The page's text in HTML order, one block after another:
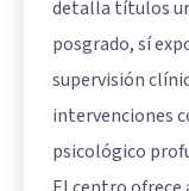
detalla títulos
posgrado, sí
supervisión
intervenciones
psicológico